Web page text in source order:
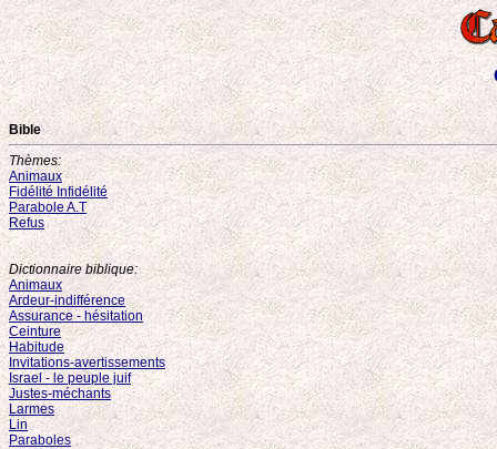
Bible
Thèmes:
Animaux
Fidélité Infidélité
Parabole A.T
Refus
Dictionnaire biblique:
Animaux
Ardeur-indifférence
Assurance - hésitation
Ceinture
Habitude
Invitations-avertissements
Israel - le peuple juif
Justes-méchants
Larmes
Lin
Paraboles